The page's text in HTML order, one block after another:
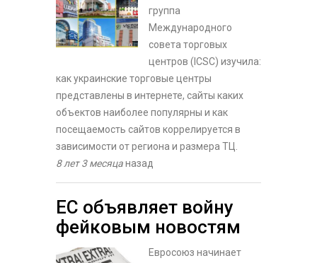
группа
Международного
совета торговых
центров (ICSC) изучила:
как украинские торговые центры
представлены в интернете, сайты каких
объектов наиболее популярны и как
посещаемость сайтов коррелируется в
зависимости от региона и размера ТЦ.
8 лет 3 месяцаназад
ЕС объявляет войну
фейковым новостям
Евросоюз начинает